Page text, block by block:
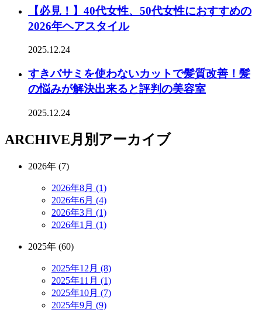
【必見！】40代女性、50代女性におすすめの
2026年ヘアスタイル
2025.12.24
すきバサミを使わないカットで髪質改善！髪
の悩みが解決出来ると評判の美容室
2025.12.24
ARCHIVE月別アーカイブ
2026年 (7)
2026年8月 (1)
2026年6月 (4)
2026年3月 (1)
2026年1月 (1)
2025年 (60)
2025年12月 (8)
2025年11月 (1)
2025年10月 (7)
2025年9月 (9)